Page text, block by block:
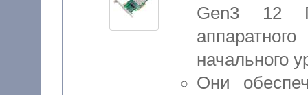
Gen3 12
начального
Они